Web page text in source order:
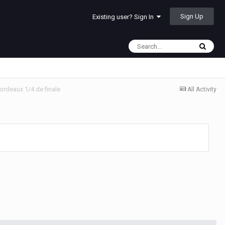
Existing user? Sign In Sign Up
All Activity
1/4 de finale